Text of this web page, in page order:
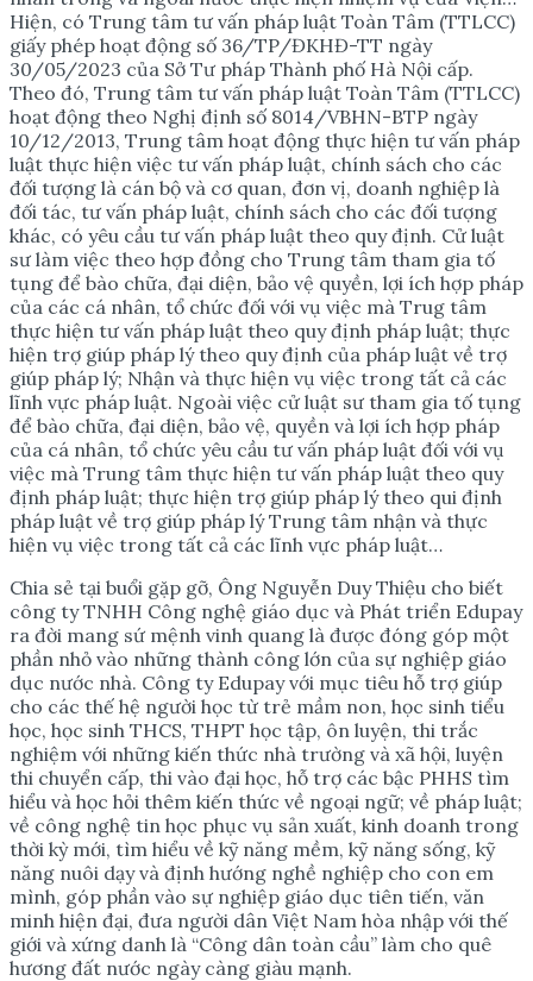
Hiện, có Trung tâm tư vấn pháp luật Toàn Tâm (TTLCC)
giấy phép hoạt động số 36/TP/ĐKHĐ-TT ngày
30/05/2023 của Sở Tư pháp Thành phố Hà Nội cấp.
Theo đó, Trung tâm tư vấn pháp luật Toàn Tâm (TTLCC)
hoạt động theo Nghị định số 8014/VBHN-BTP ngày
10/12/2013, Trung tâm hoạt động thực hiện tư vấn pháp
luật thực hiện việc tư vấn pháp luật, chính sách cho các
đối tượng là cán bộ và cơ quan, đơn vị, doanh nghiệp là
đối tác, tư vấn pháp luật, chính sách cho các đối tượng
khác, có yêu cầu tư vấn pháp luật theo quy định. Cử luật
sư làm việc theo hợp đồng cho Trung tâm tham gia tố
tụng để bào chữa, đại diện, bảo vệ quyền, lợi ích hợp pháp
của các cá nhân, tổ chức đối với vụ việc mà Trug tâm
thực hiện tư vấn pháp luật theo quy định pháp luật; thực
hiện trợ giúp pháp lý theo quy định của pháp luật về trợ
giúp pháp lý; Nhận và thực hiện vụ việc trong tất cả các
lĩnh vực pháp luật. Ngoài việc cử luật sư tham gia tố tụng
để bào chữa, đại diện, bảo vệ, quyền và lợi ích hợp pháp
của cá nhân, tổ chức yêu cầu tư vấn pháp luật đối với vụ
việc mà Trung tâm thực hiện tư vấn pháp luật theo quy
định pháp luật; thực hiện trợ giúp pháp lý theo qui định
pháp luật về trợ giúp pháp lý Trung tâm nhận và thực
hiện vụ việc trong tất cả các lĩnh vực pháp luật…
Chia sẻ tại buổi gặp gỡ, Ông Nguyễn Duy Thiệu cho biết
công ty TNHH Công nghệ giáo dục và Phát triển Edupay
ra đời mang sứ mệnh vinh quang là được đóng góp một
phần nhỏ vào những thành công lớn của sự nghiệp giáo
dục nước nhà. Công ty Edupay với mục tiêu hỗ trợ giúp
cho các thế hệ người học từ trẻ mầm non, học sinh tiểu
học, học sinh THCS, THPT học tập, ôn luyện, thi trắc
nghiệm với những kiến thức nhà trường và xã hội, luyện
thi chuyển cấp, thi vào đại học, hỗ trợ các bậc PHHS tìm
hiểu và học hỏi thêm kiến thức về ngoại ngữ; về pháp luật;
về công nghệ tin học phục vụ sản xuất, kinh doanh trong
thời kỳ mới, tìm hiểu về kỹ năng mềm, kỹ năng sống, kỹ
năng nuôi dạy và định hướng nghề nghiệp cho con em
mình, góp phần vào sự nghiệp giáo dục tiên tiến, văn
minh hiện đại, đưa người dân Việt Nam hòa nhập với thế
giới và xứng danh là “Công dân toàn cầu” làm cho quê
hương đất nước ngày càng giàu mạnh.